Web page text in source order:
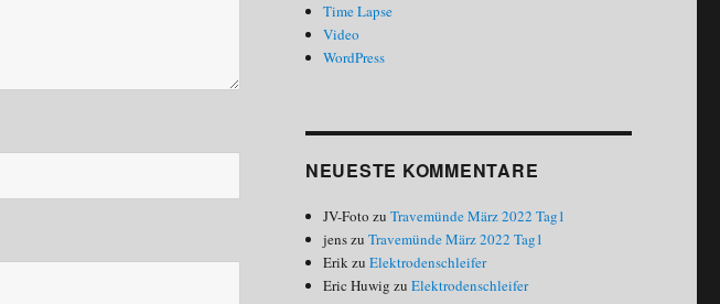
Time Lapse
Video
WordPress
NEUESTE KOMMENTARE
JV-Foto zuTravemünde März 2022 Tag1
jenszuTravemünde März 2022 Tag1
ErikzuElektrodenschleifer
Eric Huwig zuElektrodenschleifer